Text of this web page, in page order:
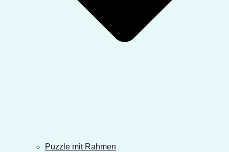
Puzzle mit Rahmen